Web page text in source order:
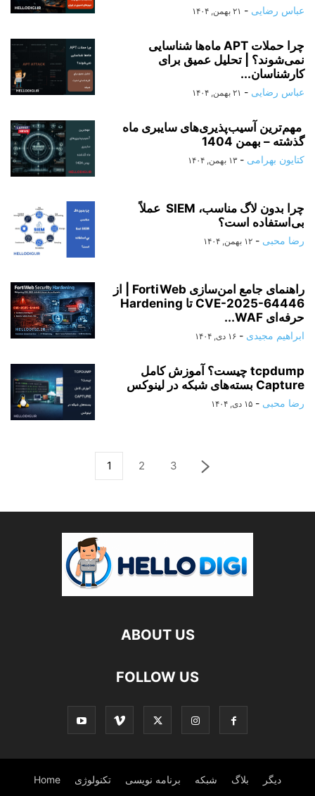
عباس رضایی - ۲۱ بهمن, ۱۴۰۴
چرا حملات APT ماه‌ها شناسایی
نمی‌شوند؟ | تحلیل عمیق برای
کارشناسان...
عباس رضایی - ۲۱ بهمن, ۱۴۰۴
مهم‌ترین آسیب‌پذیری‌های سایبری ماه
گذشته – بهمن 1404
کتایون بهرامی - ۱۳ بهمن, ۱۴۰۴
چرا بدون لاگ مناسب، SIEM عملاً
بی‌استفاده است؟
رضا محبی - ۱۲ بهمن, ۱۴۰۴
راهنمای جامع امن‌سازی FortiWeb | از
CVE-2025-64446 تا Hardening
حرفه‌ای WAF...
ابراهیم مجیدی - ۱۶ دی, ۱۴۰۴
tcpdump چیست؟ آموزش کامل
Capture بسته‌های شبکه در لینوکس
رضا محبی - ۱۵ دی, ۱۴۰۴
1 2 3
ABOUT US
FOLLOW US
دیگر بلاگ شبکه برنامه نویسی تکنولوژی Home